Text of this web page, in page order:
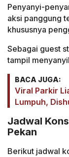
Penyanyi-
aksi panggung
khususnya
Sebagai guest
tampil
BACA JUGA:
Viral Parkir
Lumpuh,
Jadwal
Pekan
Berikut jadwal